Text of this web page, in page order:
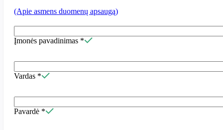
(Apie asmens duomenų apsaugą)
Įmonės pavadinimas *
Vardas *
Pavardė *